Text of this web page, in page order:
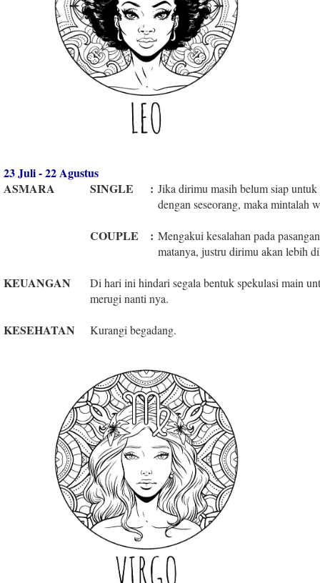
23 Juli - 22 Agustus
ASMARA
SINGLE : Jika dirimu masih belum siap
dengan seseorang, maka mintalah
COUPLE : Mengakui kesalahan pada
matanya, justru dirimu akan lebih
KEUANGAN
Di hari ini hindari segala bentuk spekulasi main
merugi nanti nya.
KESEHATAN Kurangi begadang.